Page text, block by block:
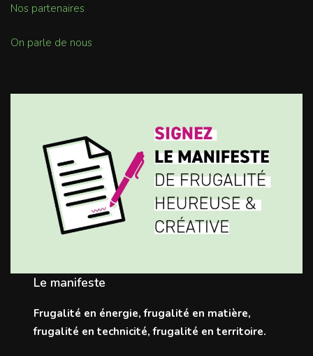
Nos partenaires
On parle de nous
Le manifeste
Frugalité en énergie, frugalité en matière,
frugalité en technicité, frugalité en territoire.